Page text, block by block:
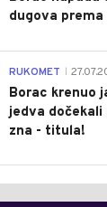
dugova
RUKOMET
Borac krenuo
jedva dočekali
zna - titula!